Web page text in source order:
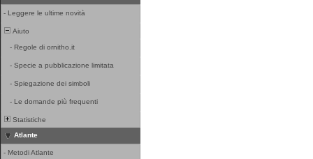
- Leggere le ultime novità
Aiuto
- Regole di ornitho.it
- Specie a pubblicazione limitata
- Spiegazione dei simboli
- Le domande più frequenti
Statistiche
Atlante
- Metodi Atlante